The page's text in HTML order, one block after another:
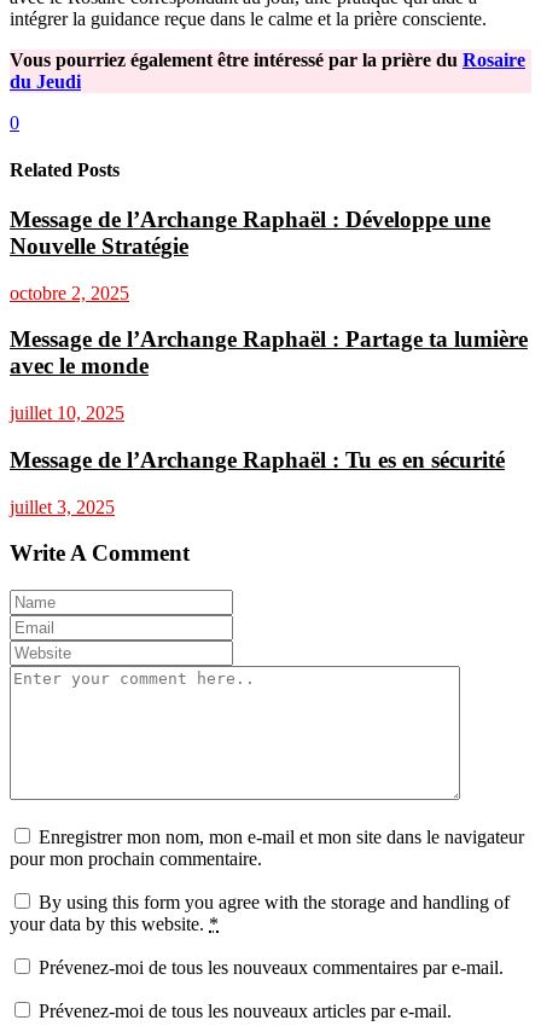
intégrer la guidance reçue dans le calme et la prière consciente.
Vous pourriez également être intéressé par la prière du Rosaire
du Jeudi
0
Related Posts
Message de l’Archange Raphaël : Développe une
Nouvelle Stratégie
octobre 2, 2025
Message de l’Archange Raphaël : Partage ta lumière
avec le monde
juillet 10, 2025
Message de l’Archange Raphaël : Tu es en sécurité
juillet 3, 2025
Write A Comment
Enregistrer mon nom, mon e-mail et mon site dans le navigateur
pour mon prochain commentaire.
By using this form you agree with the storage and handling of
your data by this website. *
Prévenez-moi de tous les nouveaux commentaires par e-mail.
Prévenez-moi de tous les nouveaux articles par e-mail.